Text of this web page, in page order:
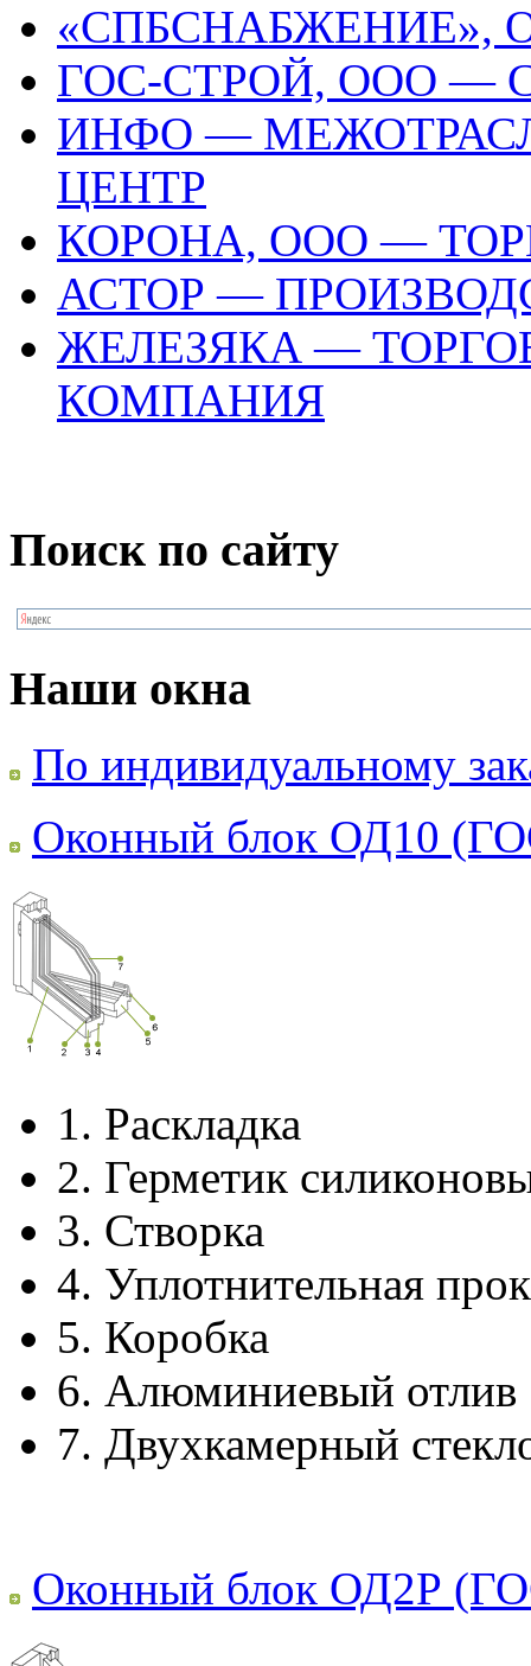
«СПБСНАБЖЕНИЕ»,
ГОС-СТРОЙ, ООО —
ИНФО —
ЦЕНТР
КОРОНА, ООО —
АСТОР —
ЖЕЛЕЗЯКА —
КОМПАНИЯ
Поиск по сайту
Наши окна
По индивидуальному
Оконный блок ОД10
1. Раскладка
2. Герметик
3. Створка
4. Уплотнительная
5. Коробка
6. Алюминиевый отлив
7. Двухкамерный
Оконный блок ОД2Р